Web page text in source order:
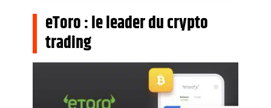
eToro : le leader du crypto
trading